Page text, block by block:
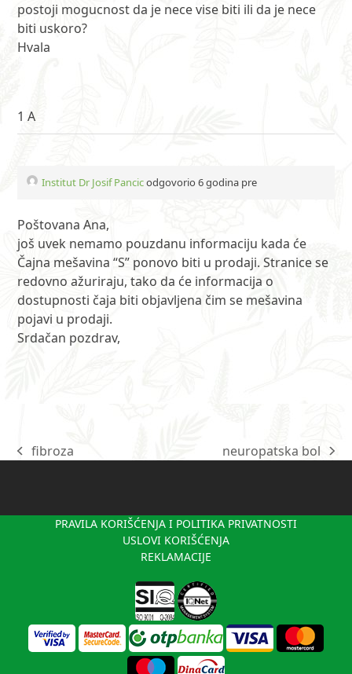
postoji mogucnost da je nece vise biti ili da je nece
biti uskoro?
Hvala
1 A
Institut Dr Josif Pancicodgovorio 6 godina pre
Poštovana Ana,
još uvek nemamo pouzdanu informaciju kada će
Čajna mešavina “S” ponovo biti u prodaji. Stranice se
redovno ažuriraju, tako da će informacija o
dostupnosti čaja biti objavljena čim se mešavina
pojavi u prodaji.
Srdačan pozdrav,
previous
fibroza
next
neuropatska bol
PRAVILA KORIŠĆENJA I POLITIKA PRIVATNOSTI
USLOVI KORIŠĆENJA
REKLAMACIJE